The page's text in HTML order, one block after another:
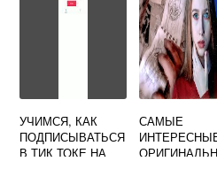
УЧИМСЯ, КАК
ПОДПИСЫВАТЬСЯ
В ТИК ТОКЕ НА
САМЫЕ